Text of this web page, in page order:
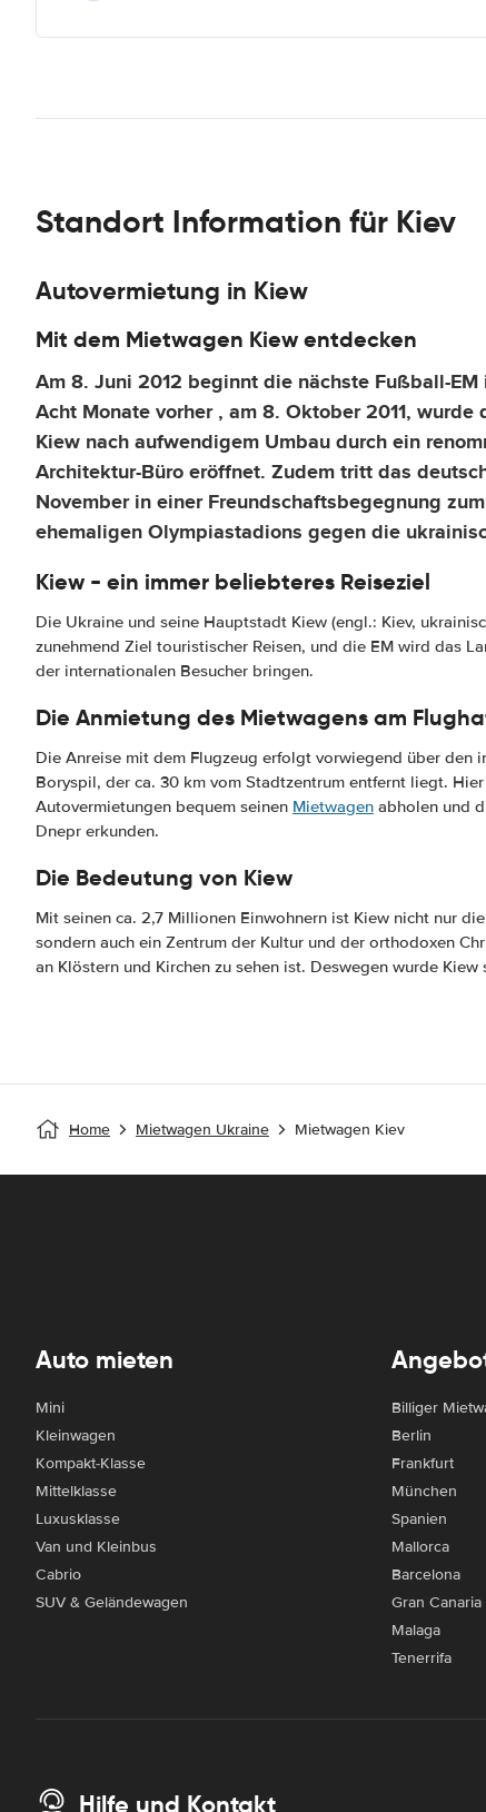
Standort Information für Kiev
Autovermietung in Kiew
Mit dem Mietwagen Kiew entdecken
Am 8. Juni 2012 beginnt die nächste Fußball-
Acht Monate vorher , am 8. Oktober 2011,
Kiew nach aufwendigem Umbau durch ein
Architektur-Büro eröffnet. Zudem tritt das
November in einer Freundschaftsbegegnung
ehemaligen Olympiastadions gegen die
Kiew - ein immer beliebteres Reiseziel
Die Ukraine und seine Hauptstadt Kiew (engl.: Kiev,
zunehmend Ziel touristischer Reisen, und die EM wird das
der internationalen Besucher bringen.
Die Anmietung des Mietwagens am
Die Anreise mit dem Flugzeug erfolgt vorwiegend über den
Boryspil, der ca. 30 km vom Stadtzentrum entfernt liegt.
Autovermietungen bequem seinen Mietwagen abholen und
Dnepr erkunden.
Die Bedeutung von Kiew
Mit seinen ca. 2,7 Millionen Einwohnern ist Kiew nicht nur
sondern auch ein Zentrum der Kultur und der orthodoxen
an Klöstern und Kirchen zu sehen ist. Deswegen wurde
Home Mietwagen Ukraine Mietwagen Kiev
Auto mieten
Mini
Kleinwagen
Kompakt-Klasse
Mittelklasse
Luxusklasse
Van und Kleinbus
Cabrio
SUV & Geländewagen
Billiger
Berlin
Frankfurt
München
Spanien
Mallorca
Barcelona
Gran Canaria
Malaga
Tenerrifa
Hilfe und Kontakt